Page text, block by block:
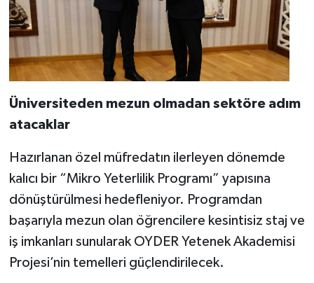
Üniversiteden mezun olmadan sektöre adım
atacaklar
Hazırlanan özel müfredatın ilerleyen dönemde
kalıcı bir “Mikro Yeterlilik Programı” yapısına
dönüştürülmesi hedefleniyor. Programdan
başarıyla mezun olan öğrencilere kesintisiz staj ve
iş imkanları sunularak OYDER Yetenek Akademisi
Projesi’nin temelleri güçlendirilecek.